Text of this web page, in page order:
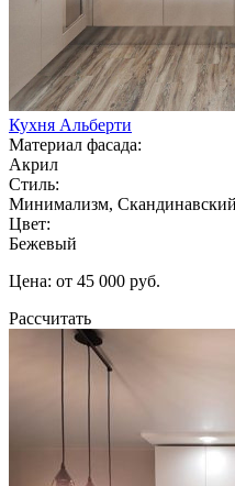
Кухня Альберти
Материал фасада:
Акрил
Стиль:
Минимализм,
Цвет:
Бежевый
Цена: от 45 000 руб.
Рассчитать